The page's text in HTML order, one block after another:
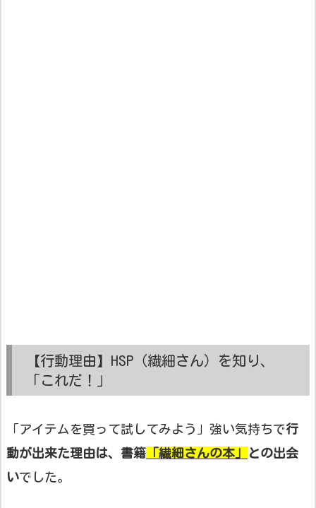
【行動理由】HSP（繊細さん）を知り、
「これだ！」
「アイテムを買って試してみよう」強い気持ちで行
動が出来た理由は、書籍 「繊細さんの本」
との出会
いでした。